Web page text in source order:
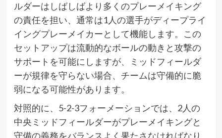
ルダーはしばしばより多くのプレーメイキング
の責任を担い、通常は1人の選手がディープライ
イングプレーメイカーとして機能します。この
セットアップは流動的なボールの動きと攻撃の
サポートを可能にしますが、ミッドフィールダ
ーが規律を守らない場合、チームは守備的に脆
弱になる可能性があります。
対照的に、5-2-3フォーメーションでは、2人の
中央ミッドフィールダーがプレーメイキングと
守備の義務をバランスよく果たさなければなり